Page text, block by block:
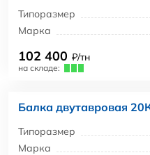
Типоразмер
Марка
102 400 ₽/тн
на складе:
Балка двутавровая
Типоразмер
Марка